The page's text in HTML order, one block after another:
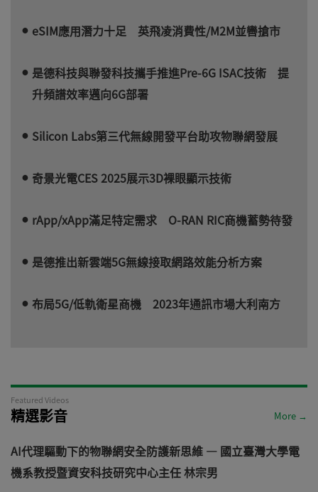
eSIM應用潛力十足 英飛凌消費性/M2M並轡搶市
是德科技與聯發科技攜手推進Pre-6G ISAC技術 提
升頻譜效率邁向6G部署
Silicon Labs第三代無線開發平台助攻物聯網發展
奇景光電CES 2025展示3D裸眼顯示技術
rApp/xApp滿足特定需求 O-RAN RIC商機蓄勢待發
是德推出新雲端5G無線接取網路效能分析方案
布局5G/低軌衛星商機 2023年通訊市場大利南方
Featured Videos
精選影音 More →
AI代理驅動下的物聯網安全防護新思維 — 國立臺灣大學電
機系教授暨資安科技研究中心主任 林宗男